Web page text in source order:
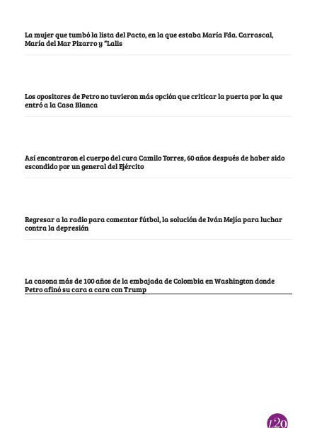
La mujer que tumbó la lista del Pacto, en la que estaba María Fda. Carrascal,
María del Mar Pizarro y “Lalis
Los opositores de Petro no tuvieron más opción que criticar la puerta por la que
entró a la Casa Blanca
Así encontraron el cuerpo del cura Camilo Torres, 60 años después de haber sido
escondido por un general del Ejército
Regresar a la radio para comentar fútbol, la solución de Iván Mejía para luchar
contra la depresión
La casona más de 100 años de la embajada de Colombia en Washington donde
Petro afinó su cara a cara con Trump